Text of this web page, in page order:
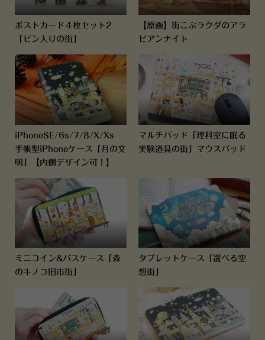
ポストカード４枚セット2
「ビン入りの街」
【原画】街こぶラクダのアラ
ビアンナイト
iPhoneSE/6s/7/8/X/Xs
手帳型iPhoneケース「月の文
明」【内側デザイン可！】
マルチパッド「理科室に眠る
実験道具の街」マウスパッド
ミニコイン&パスケース「森
のキノコ旧市街」
タブレットケース「選べる空
想街」